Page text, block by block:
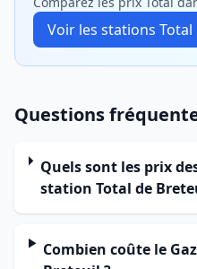
Voir les stations
Questions
Quels sont les prix
station Total de
Combien coûte le